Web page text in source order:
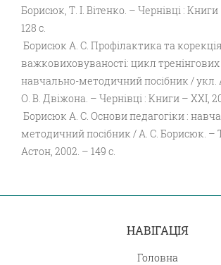
Борисюк, Т. І. Вітенко. – Чернівці :
128 с.
Борисюк А. С. Профілактика та корекція
важковиховуваності: цикл
навчально-методичний посібник / укл.
О. В. Двіжона. – Чернівці : Книги – ХХІ,
Борисюк А. С. Основи педагогіки :
методичний посібник / А. С. Борисюк. –
Астон, 2002. – 149 с.
НАВІГАЦІЯ
Головна